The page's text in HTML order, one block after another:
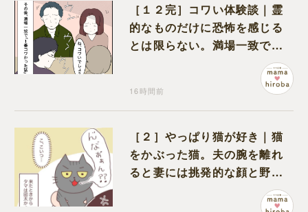
［１２完］コワい体験談｜霊
的なものだけに恐怖を感じる
とは限らない。満場一致でコ
ワいと認定された意外な体験
16時間前
［２］やっぱり猫が好き｜猫
をかぶった猫。夫の腕を離れ
ると妻には挑発的な顔と野太